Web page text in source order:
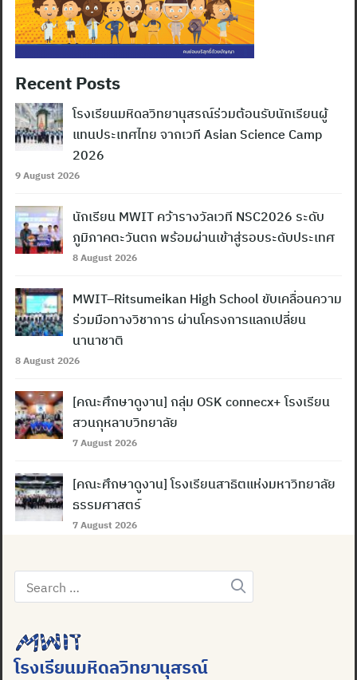
Search
for:
Recent Posts
โรงเรียนมหิดลวิทยานุสรณ์ร่วมต้อนรับนักเรียนผู้
แทนประเทศไทย จากเวที Asian Science Camp
2026
9 August 2026
นักเรียน MWIT คว้ารางวัลเวที NSC2026 ระดับ
ภูมิภาคตะวันตก พร้อมผ่านเข้าสู่รอบระดับประเทศ
8 August 2026
MWIT–Ritsumeikan High School ขับเคลื่อนความ
ร่วมมือทางวิชาการ ผ่านโครงการแลกเปลี่ยน
นานาชาติ
8 August 2026
[คณะศึกษาดูงาน] กลุ่ม OSK connecx+ โรงเรียน
สวนกุหลาบวิทยาลัย
7 August 2026
[คณะศึกษาดูงาน] โรงเรียนสาธิตแห่งมหาวิทยาลัย
ธรรมศาสตร์
7 August 2026
Search
for:
โรงเรียนมหิดลวิทยานุสรณ์